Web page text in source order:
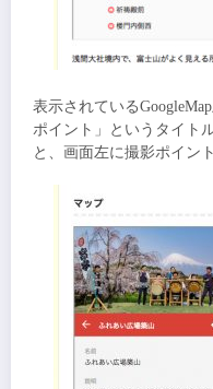
表示されている
ポイント」というタイト
と、画面左に撮影ポイン